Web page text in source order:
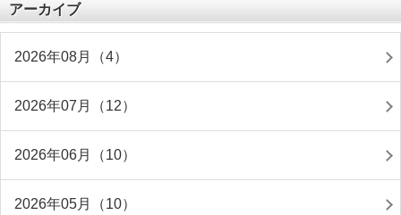
アーカイブ
2026年08月（4）
2026年07月（12）
2026年06月（10）
2026年05月（10）